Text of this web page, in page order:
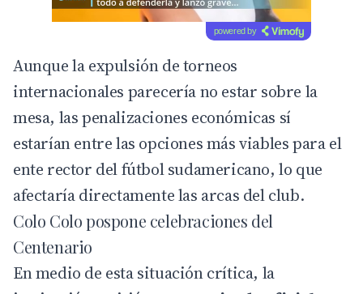
powered by
Aunque la expulsión de torneos
internacionales parecería no estar sobre la
mesa, las penalizaciones económicas sí
estarían entre las opciones más viables para el
ente rector del fútbol sudamericano, lo que
afectaría directamente las arcas del club.
Colo Colo pospone celebraciones del
Centenario
En medio de esta situación crítica, la